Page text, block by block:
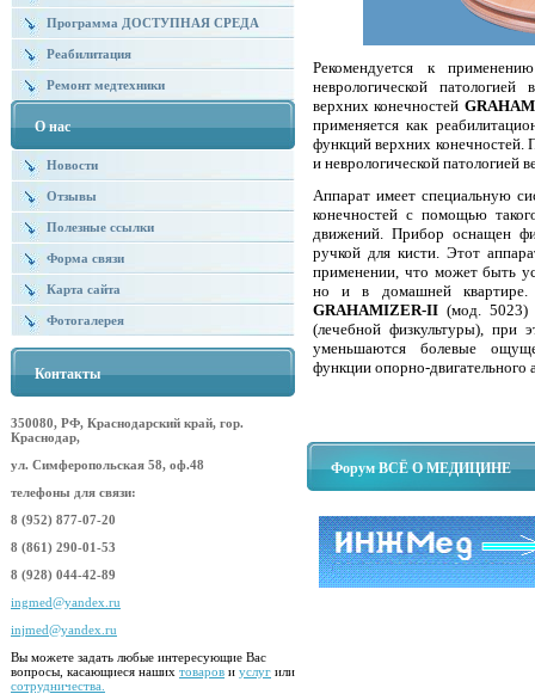
Программа ДОСТУПНАЯ СРЕДА
Реабилитация
Ремонт медтехники
О нас
Новости
Отзывы
Полезные ссылки
Форма связи
Карта сайта
Фотогалерея
Контакты
350080, РФ, Краснодарский край, гор.
Краснодар,
ул. Симферопольская 58, оф.48
телефоны для связи:
8 (952) 877-07-20
8 (861) 290-01-53
8 (928) 044-42-89
ingmed@yandex.ru
injmed@yandex.ru
Вы можете задать любые интересующие Вас
вопросы, касающиеся наших товаров и услуг или
сотрудничества.
Рекомендуется к
неврологической
верхних конечностей
применяется как
функций верхних конечностей.
и неврологической патологией
Аппарат имеет специальную
конечностей с помощью
движений. Прибор оснащен
ручкой для кисти. Этот
применении, что может быть
но и в домашней квартире.
GRAHAMIZER-II (мод. 5023)
(лечебной физкультуры), при
уменьшаются болевые
функции опорно-двигательного
Форум ВСЁ О МЕДИЦИНЕ